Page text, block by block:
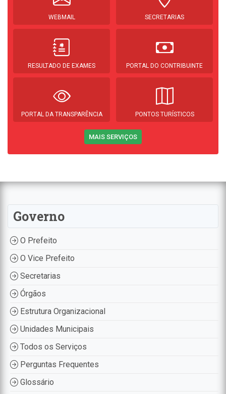
WEBMAIL SECRETARIAS
RESULTADO DE EXAMES PORTAL DO CONTRIBUINTE
PORTAL DA TRANSPARÊNCIA PONTOS TURÍSTICOS
MAIS SERVIÇOS
Governo
O Prefeito
O Vice Prefeito
Secretarias
Órgãos
Estrutura Organizacional
Unidades Municipais
Todos os Serviços
Perguntas Frequentes
Glossário